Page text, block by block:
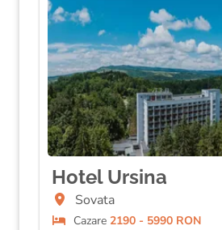
Hotel Ursina
Sovata
Cazare 2190 - 5990 RON